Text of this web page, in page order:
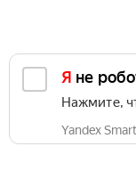
Я не
Нажмите,
Yandex